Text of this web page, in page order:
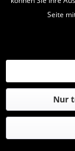
© 2016-2022
die
Seite
Nur